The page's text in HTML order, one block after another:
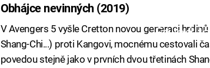
Obhájce nevinných (2019)
Failed
V Avengers 5 vyšle Cretton novou generaci
Shang-Chi...) proti Kangovi, mocnému cestovali
povedou stejně jako v prvních dvou třetinách